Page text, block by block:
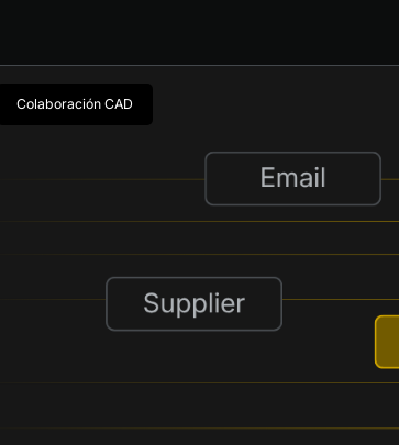
Colaboración CAD